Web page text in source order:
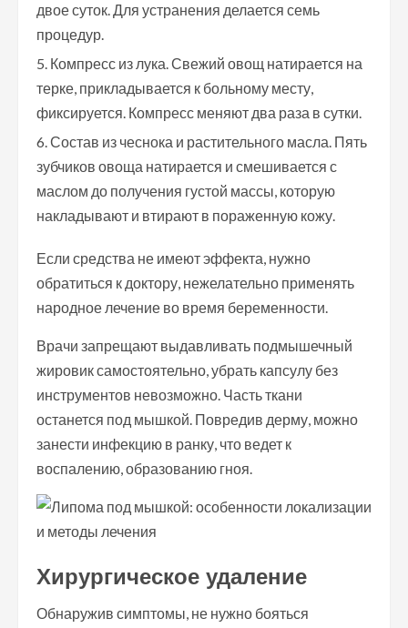
двое суток. Для устранения делается семь
процедур.
Компресс из лука. Свежий овощ натирается на
терке, прикладывается к больному месту,
фиксируется. Компресс меняют два раза в сутки.
Состав из чеснока и растительного масла. Пять
зубчиков овоща натирается и смешивается с
маслом до получения густой массы, которую
накладывают и втирают в пораженную кожу.
Если средства не имеют эффекта, нужно
обратиться к доктору, нежелательно применять
народное лечение во время беременности.
Врачи запрещают выдавливать подмышечный
жировик самостоятельно, убрать капсулу без
инструментов невозможно. Часть ткани
останется под мышкой. Повредив дерму, можно
занести инфекцию в ранку, что ведет к
воспалению, образованию гноя.
Хирургическое удаление
Обнаружив симптомы, не нужно бояться